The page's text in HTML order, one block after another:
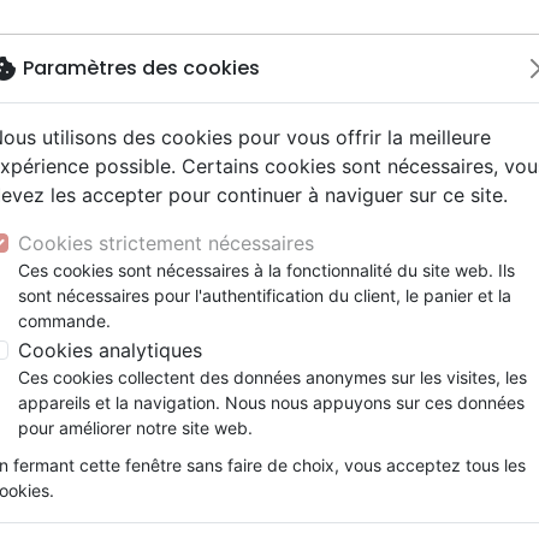
NouveautésBibles
courant / NFC
fondamental
Autres versions
Bibles d'étude
Bibles audio
Bibles gros caractères
Calendriers
autres langues
Livres
adoration
santé +
famille +
Messianique
+
bio
spirituel
Mission, évangélisation
Fin des temps
Personnages de la Bible
Création, évolution
Théâtre, saynettes
Jeunesse
6-9 ans
9-12 ans
jeunes
Enseignement jeunesse
Livres d'activités
Cadeaux Bébé
enfant Recueils et partitions
DVD concert
cultuels
Croix/cadres
Porte clés
Posters
Bloc notes
Rayons de lumière pour l’âme - Courts récits
Rayons de lumière pour
Référence
Description Détails du produit
220 pages
Paramètres des cookies
utilisons des cookies pour vous offrir la meilleure
possible. Certains cookies sont nécessaires,
les accepter pour continuer à naviguer sur ce site.
Cookies strictement nécessaires
Ces cookies sont nécessaires à la fonctionnalité du site web. Ils
sont nécessaires pour l'authentification du client, le panier et la
commande.
Cookies analytiques
Ces cookies collectent des données anonymes sur les visites, les
appareils et la navigation. Nous nous appuyons sur ces données
pour améliorer notre site web.
fermant cette fenêtre sans faire de choix, vous acceptez tous les